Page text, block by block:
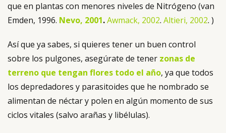
que en plantas con menores niveles de Nitrógeno (van
Emden, 1996. Nevo, 2001.Awmack, 2002. Altieri, 2002. )
Así que ya sabes, si quieres tener un buen control
sobre los pulgones, asegúrate de tener zonas de
terreno que tengan flores todo el año, ya que todos
los depredadores y parasitoides que he nombrado se
alimentan de néctar y polen en algún momento de sus
ciclos vitales (salvo arañas y libélulas).